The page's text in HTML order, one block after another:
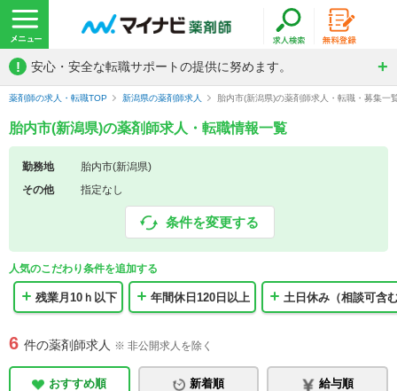
! 安心・安全な転職サポートの提供に努めます。
薬剤師の求人・転職TOP 新潟県の薬剤師求人 胎内市(新潟県)の薬剤師求人・転職・募集一
胎内市(新潟県)の薬剤師求人・転職情報一覧
勤務地
胎内市(新潟県)
その他
指定なし
条件を変更する
人気のこだわり条件を追加する
残業月10ｈ以下 年間休日120日以上 土日休み（相談可含
6 件の薬剤師求人 ※ 非公開求人を除く
おすすめ順 新着順 給与順